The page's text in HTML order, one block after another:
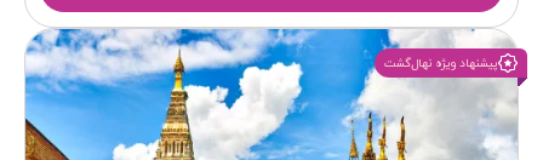
پیشنهاد ویژه نهال‌گشت